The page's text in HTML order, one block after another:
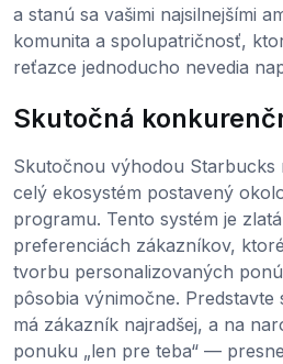
a stanú sa vašimi najsilnejšími
komunita a spolupatričnosť,
reťazce jednoducho nevedia
Skutočná
Skutočnou výhodou Starbucks
celý ekosystém postavený
programu. Tento systém je
preferenciách zákazníkov,
tvorbu personalizovaných
pôsobia výnimočne. Predstavte
má zákazník najradšej, a na
ponuku „len pre teba“ —